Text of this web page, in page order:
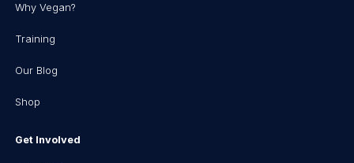
Why Vegan?
Training
Our Blog
Shop
Get Involved